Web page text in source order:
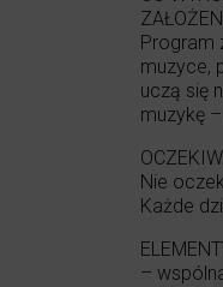
Program
muzyce,
uczą się
muzykę –
Nie
Każde
–